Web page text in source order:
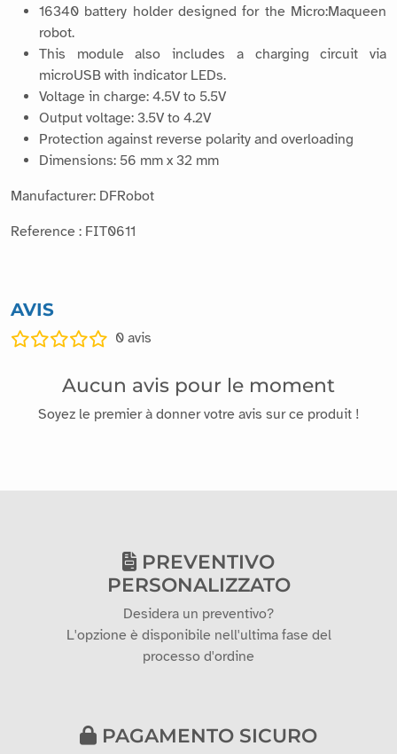
16340 battery holder designed for the Micro:Maqueen
robot.
This module also includes a charging circuit via
microUSB with indicator LEDs.
Voltage in charge: 4.5V to 5.5V
Output voltage: 3.5V to 4.2V
Protection against reverse polarity and overloading
Dimensions: 56 mm x 32 mm
Manufacturer: DFRobot
Reference : FIT0611
AVIS
0 avis
Aucun avis pour le moment
Soyez le premier à donner votre avis sur ce produit !
PREVENTIVO
PERSONALIZZATO
Desidera un preventivo?
L'opzione è disponibile nell'ultima fase del
processo d'ordine
PAGAMENTO SICURO